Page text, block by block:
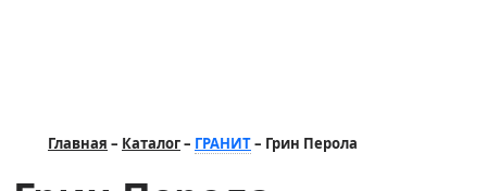
Главная Каталог ГРАНИТ Грин Перола